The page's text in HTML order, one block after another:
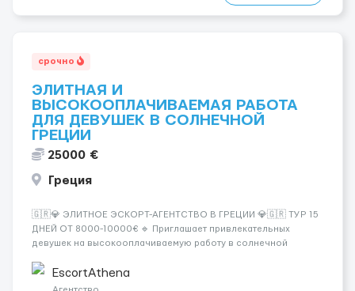
срочно
ЭЛИТНАЯ И
ВЫСОКООПЛАЧИВАЕМАЯ РАБОТА
ДЛЯ ДЕВУШЕК В СОЛНЕЧНОЙ
ГРЕЦИИ
25000 €
Греция
🇬🇷💎 ЭЛИТНОЕ ЭСКОРТ-АГЕНТСТВО В ГРЕЦИИ 💎🇬🇷 ТУР 15
ДНЕЙ ОТ 8000-10000€ 🔹 Приглашает привлекательных
девушек на высокооплачиваемую работу в солнечной
хорошие деньги 💶 — это предложение для тебя! 🔹
Требования: ✔️ Возраст от ...
EscortAthena